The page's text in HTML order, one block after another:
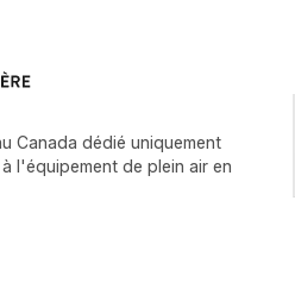
Canada dédié uniquement
l'équipement de plein air en